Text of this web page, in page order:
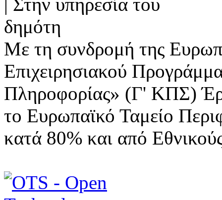
Με τη συνδρομή της
Επιχειρησιακού
Πληροφορίας» (Γ' ΚΠΣ)
το Ευρωπαϊκό Ταμείο
κατά 80% και από